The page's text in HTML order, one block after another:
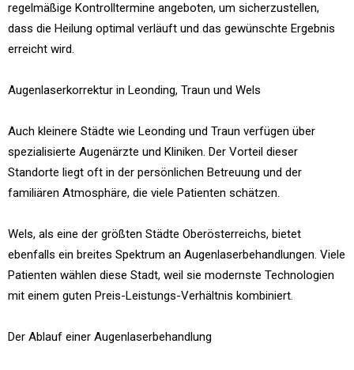
regelmäßige Kontrolltermine angeboten, um sicherzustellen,
dass die Heilung optimal verläuft und das gewünschte Ergebnis
erreicht wird.
Augenlaserkorrektur in Leonding, Traun und Wels
Auch kleinere Städte wie Leonding und Traun verfügen über
spezialisierte Augenärzte und Kliniken. Der Vorteil dieser
Standorte liegt oft in der persönlichen Betreuung und der
familiären Atmosphäre, die viele Patienten schätzen.
Wels, als eine der größten Städte Oberösterreichs, bietet
ebenfalls ein breites Spektrum an Augenlaserbehandlungen. Viele
Patienten wählen diese Stadt, weil sie modernste Technologien
mit einem guten Preis-Leistungs-Verhältnis kombiniert.
Der Ablauf einer Augenlaserbehandlung